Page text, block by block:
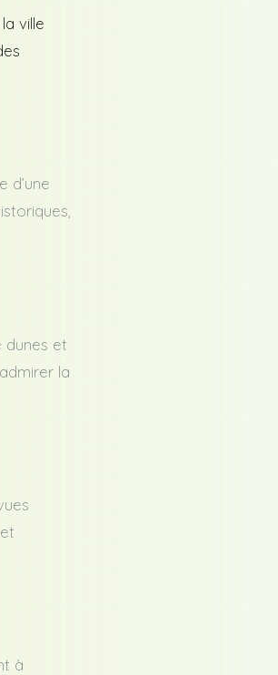
ville
d’une
dunes et
la
à